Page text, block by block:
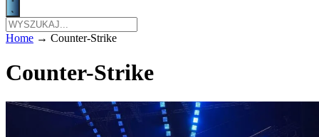
Home → Counter-Strike
Counter-Strike